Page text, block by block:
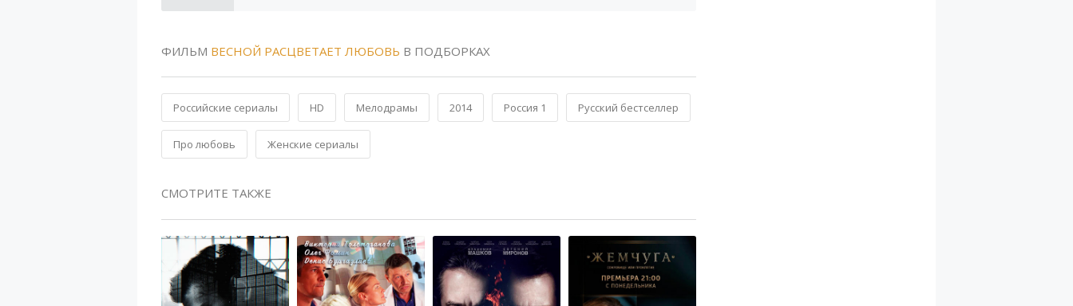
ФИЛЬМ ВЕСНОЙ РАСЦВЕТАЕТ ЛЮБОВЬ В ПОДБОРКАХ
Российские сериалы HD Мелодрамы 2014 Россия 1 Русский бестселлер
Про любовь Женские сериалы
СМОТРИТЕ ТАКЖЕ